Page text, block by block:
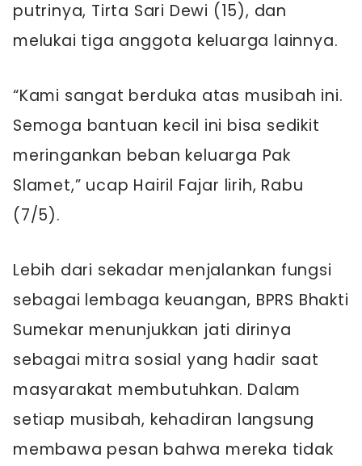
putrinya, Tirta Sari Dewi (15), dan
melukai tiga anggota keluarga lainnya.
“Kami sangat berduka atas musibah ini.
Semoga bantuan kecil ini bisa sedikit
meringankan beban keluarga Pak
Slamet,” ucap Hairil Fajar lirih, Rabu
(7/5).
Lebih dari sekadar menjalankan fungsi
sebagai lembaga keuangan, BPRS Bhakti
Sumekar menunjukkan jati dirinya
sebagai mitra sosial yang hadir saat
masyarakat membutuhkan. Dalam
setiap musibah, kehadiran langsung
membawa pesan bahwa mereka tidak